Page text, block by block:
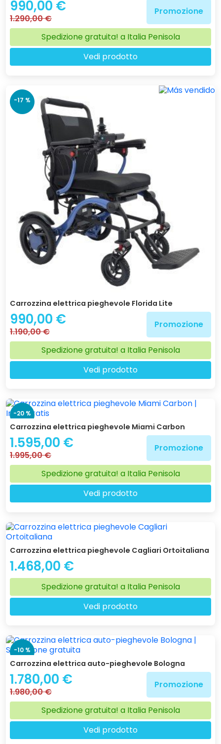
990,00 €
1.290,00 €
Promozione
Spedizione gratuita! a Italia Penisola
Vedi prodotto
-17 %
Carrozzina elettrica pieghevole Florida Lite
990,00 €
1.190,00 €
Promozione
Spedizione gratuita! a Italia Penisola
Vedi prodotto
-20 %
Carrozzina elettrica pieghevole Miami Carbon
1.595,00 €
1.995,00 €
Promozione
Spedizione gratuita! a Italia Penisola
Vedi prodotto
Carrozzina elettrica pieghevole Cagliari Ortoitaliana
1.468,00 €
Spedizione gratuita! a Italia Penisola
Vedi prodotto
-10 %
Carrozzina elettrica auto-pieghevole Bologna
1.780,00 €
1.980,00 €
Promozione
Spedizione gratuita! a Italia Penisola
Vedi prodotto